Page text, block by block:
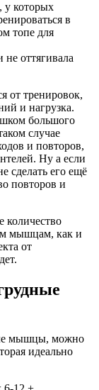
у которых
в
топе для
оттягивала
от тренировок,
и нагрузка.
большого
случае
и повторов,
Ну а если
сделать его ещё
повторов и
количество
мышцам, как и
от
мышцы, можно
идеально